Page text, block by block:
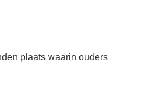
plaats waarin ouders